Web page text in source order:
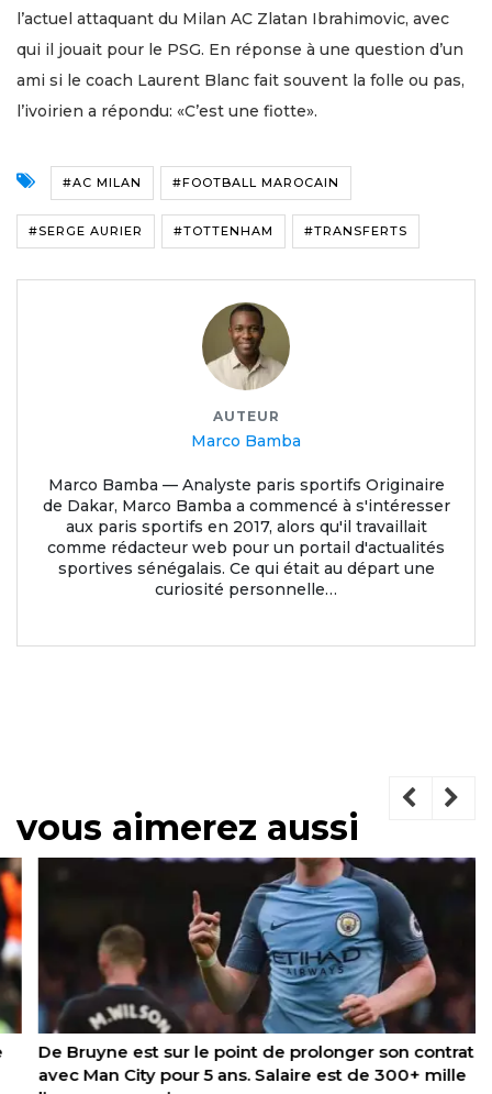
l’actuel attaquant du Milan AC Zlatan Ibrahimovic, avec
qui il jouait pour le PSG. En réponse à une question d’un
ami si le coach Laurent Blanc fait souvent la folle ou pas,
l’ivoirien a répondu: «C’est une fiotte».
#AC MILAN #FOOTBALL MAROCAIN
#SERGE AURIER #TOTTENHAM #TRANSFERTS
AUTEUR
Marco Bamba
Marco Bamba — Analyste paris sportifs Originaire
de Dakar, Marco Bamba a commencé à s'intéresser
aux paris sportifs en 2017, alors qu'il travaillait
comme rédacteur web pour un portail d'actualités
sportives sénégalais. Ce qui était au départ une
curiosité personnelle…
vous aimerez aussi
De Bruyne est sur le point de prolonger son contrat
avec Man City pour 5 ans. Salaire est de 300+ mille